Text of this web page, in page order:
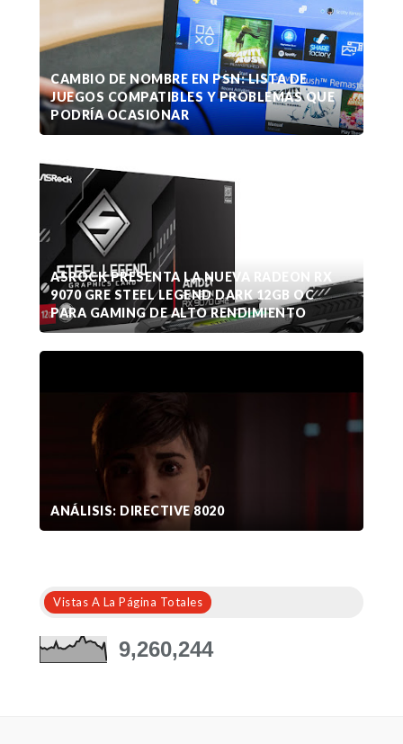
CAMBIO DE NOMBRE EN PSN: LISTA DE
JUEGOS COMPATIBLES Y PROBLEMAS QUE
PODRÍA OCASIONAR
ASROCK PRESENTA LA NUEVA RADEON RX
9070 GRE STEEL LEGEND DARK 12GB OC
PARA GAMING DE ALTO RENDIMIENTO
ANÁLISIS: DIRECTIVE 8020
Vistas A La Página Totales
9,260,244